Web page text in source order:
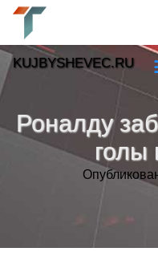
Роналду
голы
KUJBYSHEVEC.RU
»
Тренды новостей»
»